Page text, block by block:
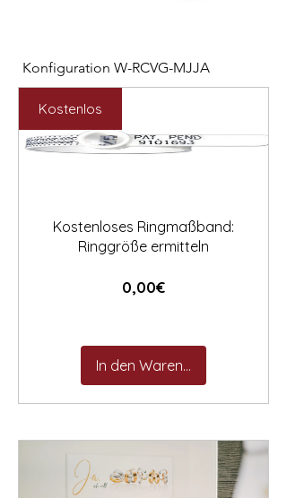
Konfiguration W-RCVG-MJJA
Preis
2.531,00 €
Preis
Kostenlos
Kostenloses Ringmaßband:
Ringgröße ermitteln
0,00€Preis
In den Warenkorb